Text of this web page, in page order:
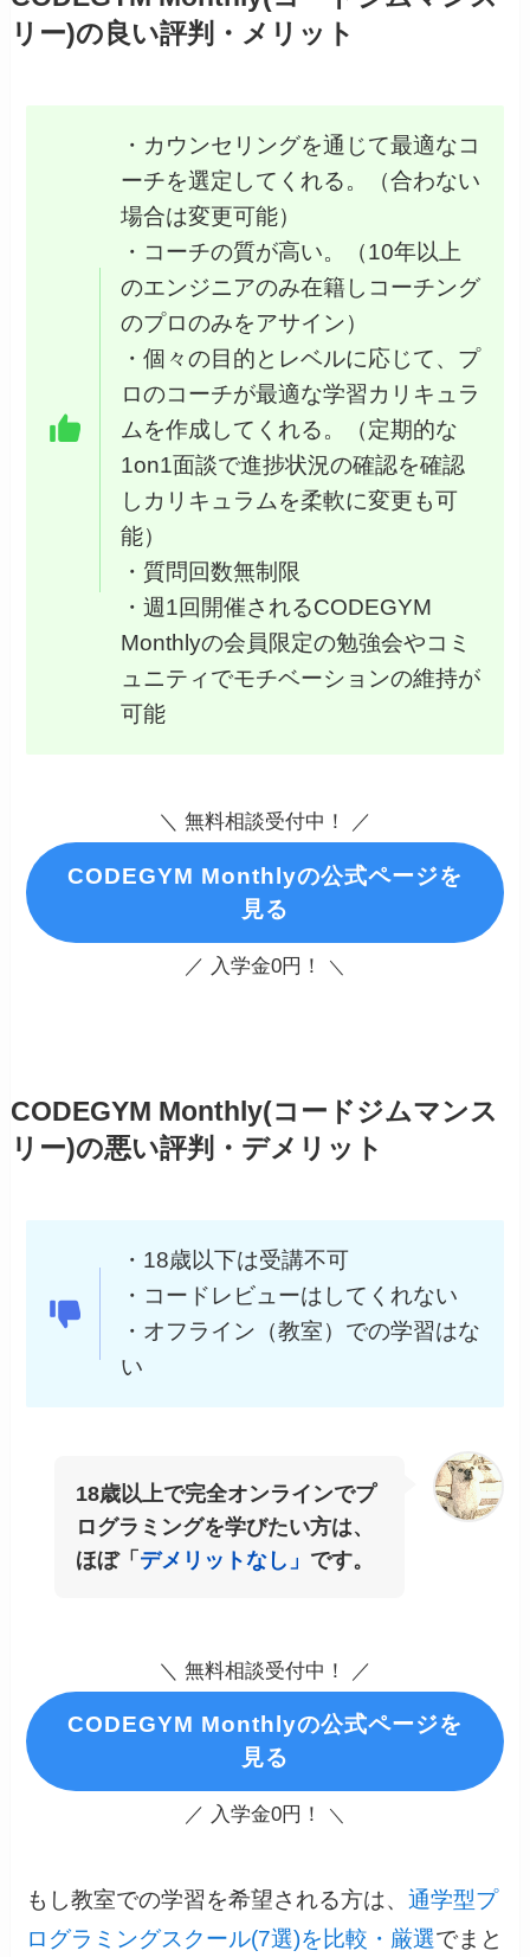
リー)の良い評判・メリット
・カウンセリングを通じて最適なコ
ーチを選定してくれる。（合わない
場合は変更可能）
・コーチの質が高い。（10年以上
のエンジニアのみ在籍しコーチング
のプロのみをアサイン）
・個々の目的とレベルに応じて、プ
ロのコーチが最適な学習カリキュラ
ムを作成してくれる。（定期的な
1on1面談で進捗状況の確認を確認
しカリキュラムを柔軟に変更も可
能）
・質問回数無制限
・週1回開催されるCODEGYM
Monthlyの会員限定の勉強会やコミ
ュニティでモチベーションの維持が
可能
＼ 無料相談受付中！ ／
CODEGYM Monthlyの公式ページを
見る
／ 入学金0円！ ＼
CODEGYM Monthly(コードジムマンス
リー)の悪い評判・デメリット
・18歳以下は受講不可
・コードレビューはしてくれない
・オフライン（教室）での学習はな
い
18歳以上で完全オンラインでプ
ログラミングを学びたい方は、
ほぼ「 デメリットなし」 です。
＼ 無料相談受付中！ ／
CODEGYM Monthlyの公式ページを
見る
／ 入学金0円！ ＼
もし教室での学習を希望される方は、通学型プ
ログラミングスクール(7選)を比較・厳選でまと